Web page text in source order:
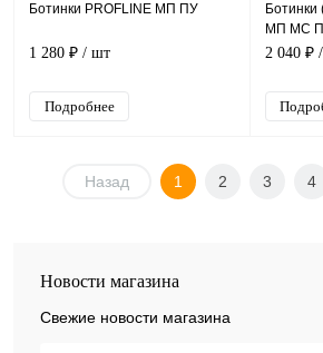
Ботинки PROFLINE МП ПУ
1 280 ₽ / шт
Подробнее
Ботинки
МП МС
2 040 ₽
Назад 1 2 3 4
Новости магазина
Свежие новости магазина